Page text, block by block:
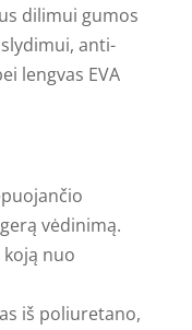
dilimui gumos
anti-
lengvas EVA
vėdinimą.
koją nuo
iš poliuretano,